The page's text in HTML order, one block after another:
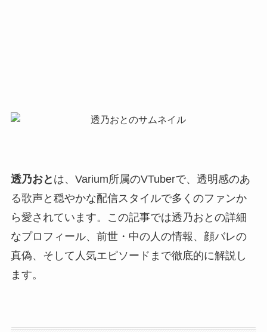
透乃おと は、Varium所属のVTuberで、透明感のあ
る歌声と穏やかな配信スタイルで多くのファンか
ら愛されています。この記事では透乃おとの詳細
なプロフィール、前世・中の人の情報、顔バレの
真偽、そして人気エピソードまで徹底的に解説し
ます。